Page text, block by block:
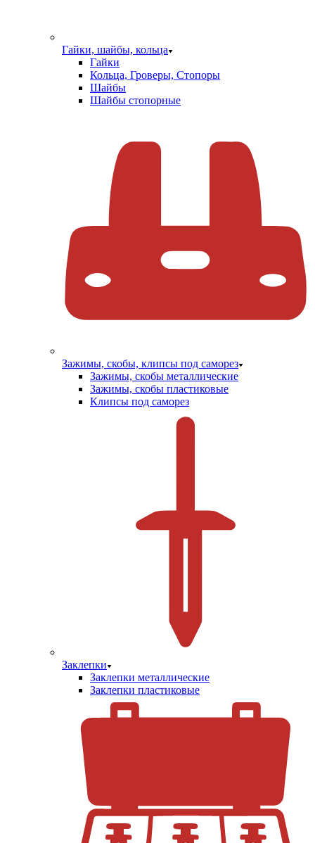
Гайки, шайбы, кольца
Гайки
Кольца, Гроверы, Стопоры
Шайбы
Шайбы стопорные
Зажимы, скобы, клипсы под саморез
Зажимы, скобы металлические
Зажимы, скобы пластиковые
Клипсы под саморез
Заклепки
Заклепки металлические
Заклепки пластиковые